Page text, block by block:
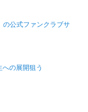
の公式ファンクラブサ
の展開狙う